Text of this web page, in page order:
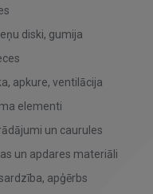
diski, gumija
apkure, ventilācija
elementi
un caurules
un apdares materiāli
apģērbs